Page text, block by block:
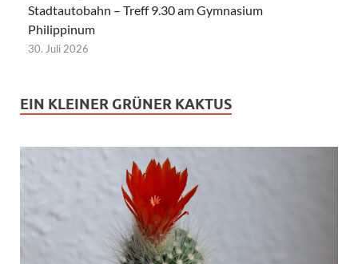
Stadtautobahn – Treff 9.30 am Gymnasium
Philippinum
30. Juli 2026
EIN KLEINER GRÜNER KAKTUS